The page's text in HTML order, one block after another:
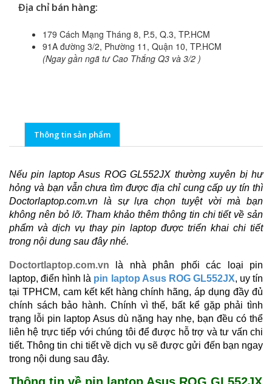
Địa chỉ bán hàng:
179 Cách Mạng Tháng 8, P.5, Q.3, TP.HCM
91A đường 3/2, Phường 11, Quận 10, TP.HCM
(Ngay gần ngã tư Cao Thắng Q3 và 3/2 )
Thông tin sản phẩm
Nếu pin laptop Asus ROG GL552JX thường xuyên bị hư
hỏng và bạn vẫn chưa tìm được địa chỉ cung cấp uy tín thì
Doctorlaptop.com.vn là sự lựa chọn tuyệt vời mà bạn
không nên bỏ lỡ. Tham khảo thêm thông tin chi tiết về sản
phẩm và dịch vụ thay pin laptop được triển khai chi tiết
trong nội dung sau đây nhé.
Doctortlaptop.com.vn là nhà phân phối các loại pin
laptop, điển hình là pin laptop Asus ROG GL552JX, uy tín
tại TPHCM, cam kết kết hàng chính hãng, áp dụng đầy đủ
chính sách bảo hành. Chính vì thế, bất kể gặp phải tình
trạng lỗi pin laptop Asus dù nặng hay nhẹ, bạn đều có thể
liên hệ trực tiếp với chúng tôi để được hỗ trợ và tư vấn chi
tiết. Thông tin chi tiết về dịch vụ sẽ được gửi đến bạn ngay
trong nội dung sau đây.